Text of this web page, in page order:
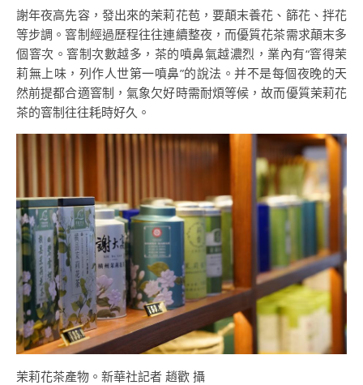
謝年夜高先容，發出來的茉莉花苞，要顛末養花、篩花、拌花
等步調。窨制經過歷程往往連續整夜，而優質花茶需求顛末多
個窨次。窨制次數越多，茶的噴鼻氣越濃烈，業內有“窨得茉
莉無上味，列作人世第一噴鼻”的說法。并不是每個夜晚的天
然前提都合適窨制，氣象欠好時需耐煩等候，故而優質茉莉花
茶的窨制往往耗時好久。
茉莉花茶產物。新華社記者 趙歡 攝